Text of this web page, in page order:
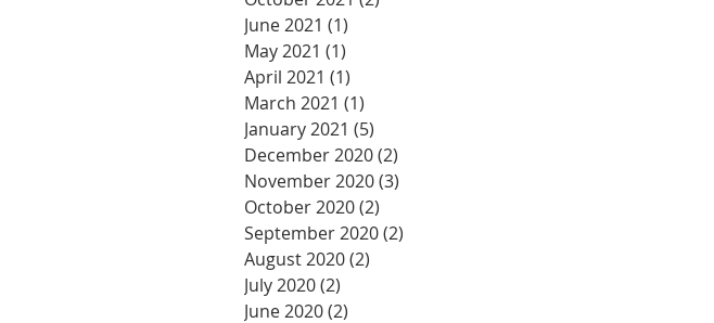
June 2021 (1)
May 2021 (1)
April 2021 (1)
March 2021 (1)
January 2021 (5)
December 2020(2)
November 2020(3)
October 2020(2)
September 2020(2)
August 2020(2)
July 2020(2)
June 2020(2)